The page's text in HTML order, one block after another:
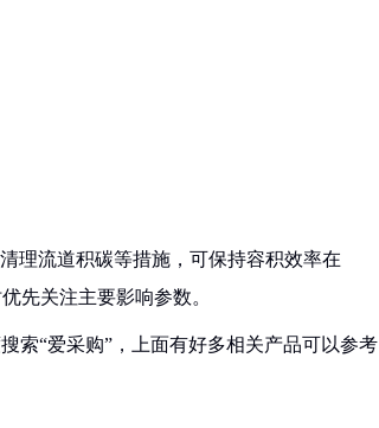
理流道积碳等措施，可保持容积效率在
先关注主要影响参数。
索“爱采购”，上面有好多相关产品可以参考